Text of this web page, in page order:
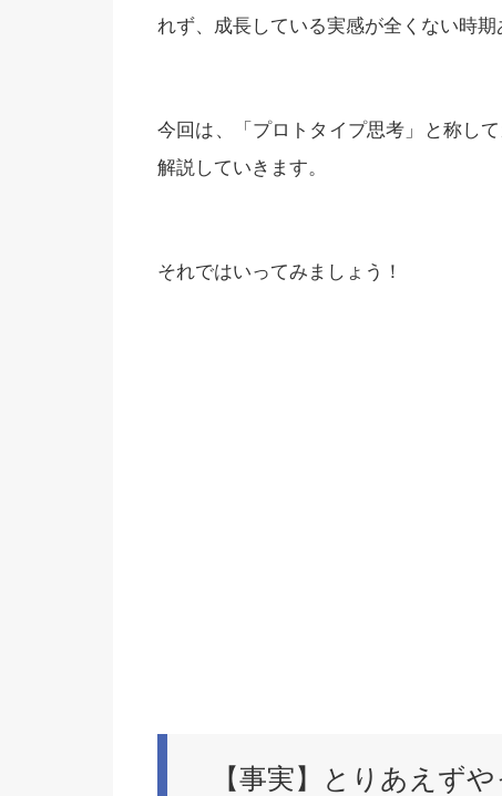
れず、成長している実感が全くない時期
今回は、「プロトタイプ思考」と称し
解説していきます。
それではいってみましょう！
【事実】とりあえず